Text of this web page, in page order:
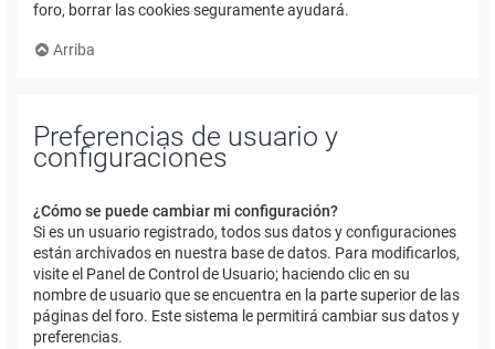
foro, borrar las cookies seguramente ayudará.
Arriba
Preferencias de usuario y
configuraciones
¿Cómo se puede cambiar mi configuración?
Si es un usuario registrado, todos sus datos y configuraciones
están archivados en nuestra base de datos. Para modificarlos,
visite el Panel de Control de Usuario; haciendo clic en su
nombre de usuario que se encuentra en la parte superior de las
páginas del foro. Este sistema le permitirá cambiar sus datos y
preferencias.